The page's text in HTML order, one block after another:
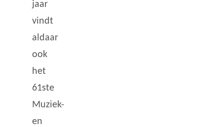
jaar
vindt
aldaar
ook
het
61ste
Muziek-
en